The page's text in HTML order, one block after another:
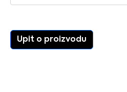
Upit o proizvodu